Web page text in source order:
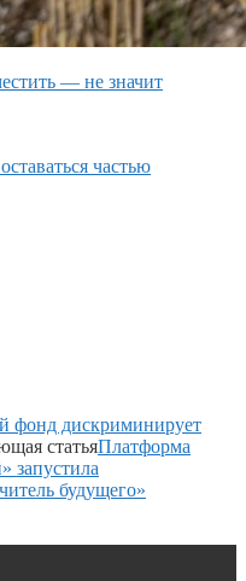
— не значит
частью
фонд дискриминирует
статьяПлатформа
запустила
будущего»